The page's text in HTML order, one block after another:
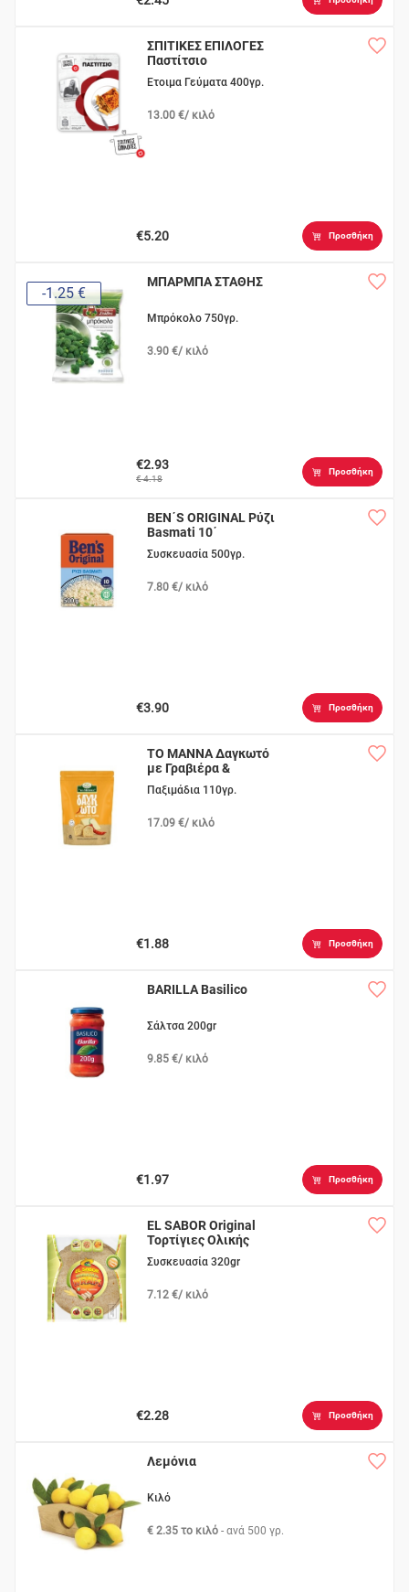
ΣΠΙΤΙΚΕΣ ΕΠΙΛΟΓΕΣ
Παστίτσιο
Ετοιμα Γεύματα 400γρ.
13.00 €/ κιλό
€5.20 Προσθήκη
-1.25 €
ΜΠΑΡΜΠΑ ΣΤΑΘΗΣ
Μπρόκολο 750γρ.
3.90 €/ κιλό
€2.93
€ 4.18
Προσθήκη
BEN΄S ORIGINAL Ρύζι
Basmati 10΄
Συσκευασία 500γρ.
7.80 €/ κιλό
€3.90 Προσθήκη
ΤΟ ΜΑΝΝΑ Δαγκωτό
με Γραβιέρα &
Πάπρικα
Παξιμάδια 110γρ.
17.09 €/ κιλό
€1.88 Προσθήκη
BARILLA Basilico
Σάλτσα 200gr
9.85 €/ κιλό
€1.97 Προσθήκη
EL SABOR Original
Τορτίγιες Ολικής
8τεμ
Συσκευασία 320gr
7.12 €/ κιλό
€2.28 Προσθήκη
Λεμόνια
Κιλό
€ 2.35 το κιλό - ανά 500 γρ.